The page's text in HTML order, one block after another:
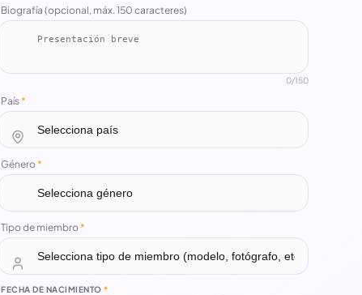
Biografía (opcional, máx. 150 caracteres)
0/150
País*
Género *
Tipo de miembro*
FECHA DE NACIMIENTO *